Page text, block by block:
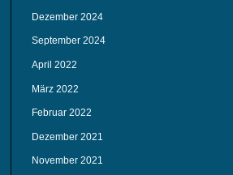
Dezember 2024
September 2024
April 2022
März 2022
Februar 2022
Dezember 2021
November 2021